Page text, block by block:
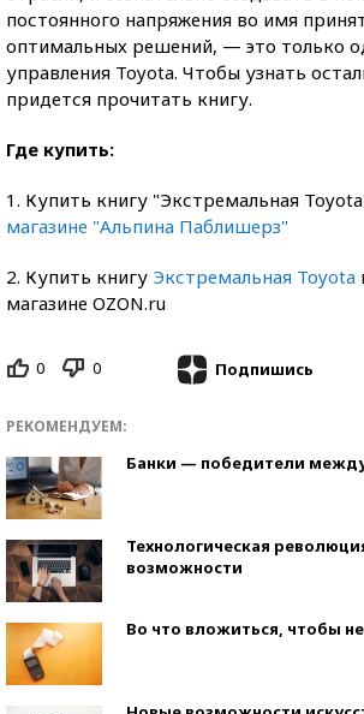
постоянного напряжения во имя
оптимальных решений, — это только
управления Toyota. Чтобы узнать
придется прочитать книгу.
Где купить:
1. Купить книгу "Экстремальная
магазине "Альпина Паблишерз"
2. Купить книгу Экстремальная Toyota
магазине OZON.ru
0 0 Подпишись
РЕКОМЕНДУЕМ:
Банки — победители
Технологическая
возможности
Во что вложиться, чтобы